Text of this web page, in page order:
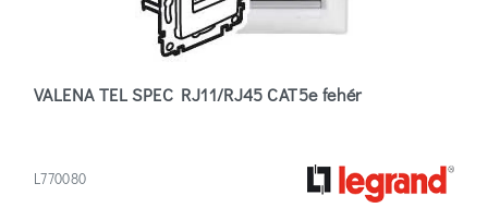
VALENA TEL SPEC RJ11/RJ45 CAT5e fehér
L770080